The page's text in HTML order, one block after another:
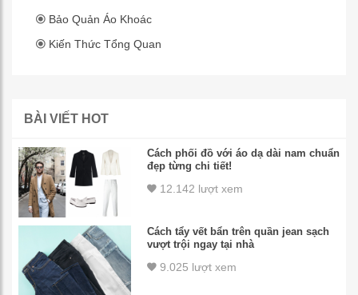
Bảo Quản Áo Khoác
Kiến Thức Tổng Quan
BÀI VIẾT HOT
Cách phối đồ với áo dạ dài nam chuẩn
đẹp từng chi tiết!
12.142 lượt xem
Cách tẩy vết bẩn trên quần jean sạch
vượt trội ngay tại nhà
9.025 lượt xem